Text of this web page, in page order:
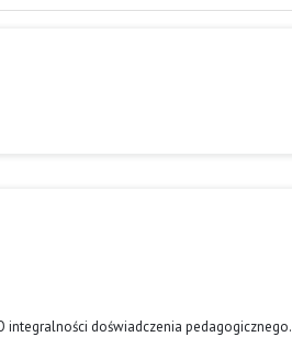
integralności doświadczenia pedagogicznego.